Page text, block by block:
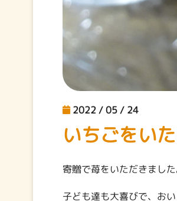
2022 / 05 / 24
いちごをい
寄贈で苺をいただきました
子ども達も大喜びで、お